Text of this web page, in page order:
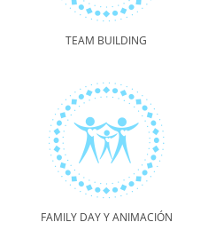
TEAM BUILDING
FAMILY DAY Y ANIMACIÓN